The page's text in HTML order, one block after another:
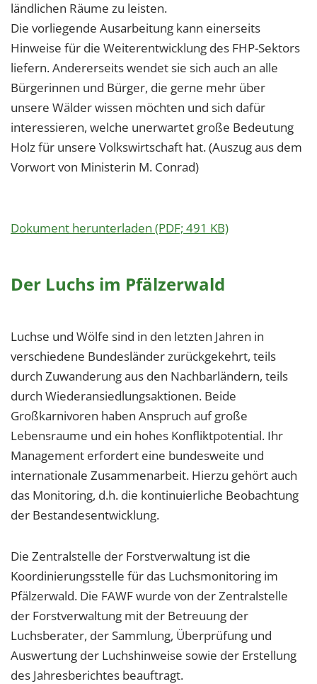
ländlichen Räume zu leisten.
Die vorliegende Ausarbeitung kann einerseits
Hinweise für die Weiterentwicklung des FHP-Sektors
liefern. Andererseits wendet sie sich auch an alle
Bürgerinnen und Bürger, die gerne mehr über
unsere Wälder wissen möchten und sich dafür
interessieren, welche unerwartet große Bedeutung
Holz für unsere Volkswirtschaft hat. (Auszug aus dem
Vorwort von Ministerin M. Conrad)
Dokument herunterladen (PDF; 491 KB)
Der Luchs im Pfälzerwald
Luchse und Wölfe sind in den letzten Jahren in
verschiedene Bundesländer zurückgekehrt, teils
durch Zuwanderung aus den Nachbarländern, teils
durch Wiederansiedlungsaktionen. Beide
Großkarnivoren haben Anspruch auf große
Lebensraume und ein hohes Konfliktpotential. Ihr
Management erfordert eine bundesweite und
internationale Zusammenarbeit. Hierzu gehört auch
das Monitoring, d.h. die kontinuierliche Beobachtung
der Bestandesentwicklung.
Die Zentralstelle der Forstverwaltung ist die
Koordinierungsstelle für das Luchsmonitoring im
Pfälzerwald. Die FAWF wurde von der Zentralstelle
der Forstverwaltung mit der Betreuung der
Luchsberater, der Sammlung, Überprüfung und
Auswertung der Luchshinweise sowie der Erstellung
des Jahresberichtes beauftragt.